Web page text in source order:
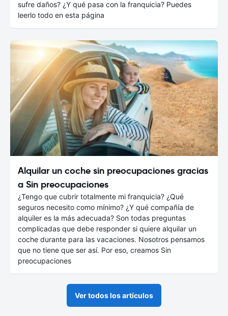
sufre daños? ¿Y qué pasa con la franquicia? Puedes
leerlo todo en esta página
Alquilar un coche sin preocupaciones gracias
a Sin preocupaciones
¿Tengo que cubrir totalmente mi franquicia? ¿Qué
seguros necesito como mínimo? ¿Y qué compañía de
alquiler es la más adecuada? Son todas preguntas
complicadas que debe responder si quiere alquilar un
coche durante para las vacaciones. Nosotros pensamos
que no tiene que ser así. Por eso, creamos Sin
preocupaciones
Ver todos los artículos